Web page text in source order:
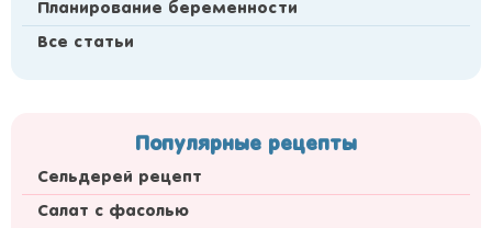
Планирование беременности
Все статьи
Популярные рецепты
Сельдерей рецепт
Салат с фасолью